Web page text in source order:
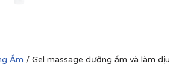
Ẩm / Gel massage dưỡng ẩm và làm dịu da